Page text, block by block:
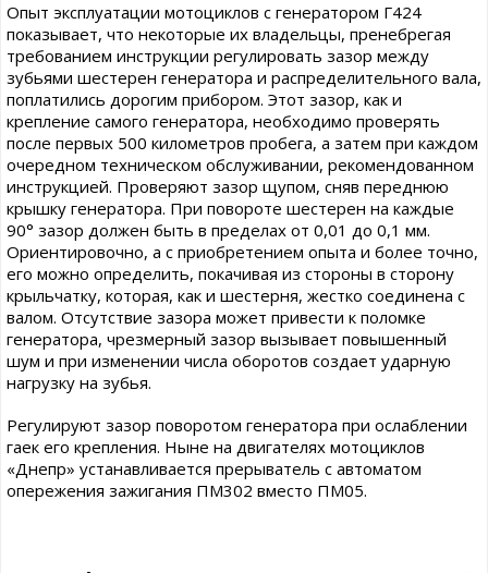
Опыт эксплуатации мотоциклов с генератором Г424
показывает, что некоторые их владельцы, пренебрегая
требованием инструкции регулировать зазор между
зубьями шестерен генератора и распределительного вала,
поплатились дорогим прибором. Этот зазор, как и
крепление самого генератора, необходимо проверять
после первых 500 километров пробега, а затем при каждом
очередном техническом обслуживании, рекомендованном
инструкцией. Проверяют зазор щупом, сняв переднюю
крышку генератора. При повороте шестерен на каждые
90° зазор должен быть в пределах от 0,01 до 0,1 мм.
Ориентировочно, а с приобретением опыта и более точно,
его можно определить, покачивая из стороны в сторону
крыльчатку, которая, как и шестерня, жестко соединена с
валом. Отсутствие зазора может привести к поломке
генератора, чрезмерный зазор вызывает повышенный
шум и при изменении числа оборотов создает ударную
нагрузку на зубья.
Регулируют зазор поворотом генератора при ослаблении
гаек его крепления. Ныне на двигателях мотоциклов
«Днепр» устанавливается прерыватель с автоматом
опережения зажигания ПМ302 вместо ПМ05.